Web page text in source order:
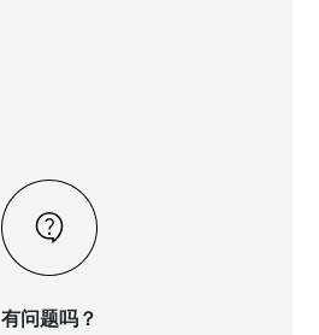
有问题吗？